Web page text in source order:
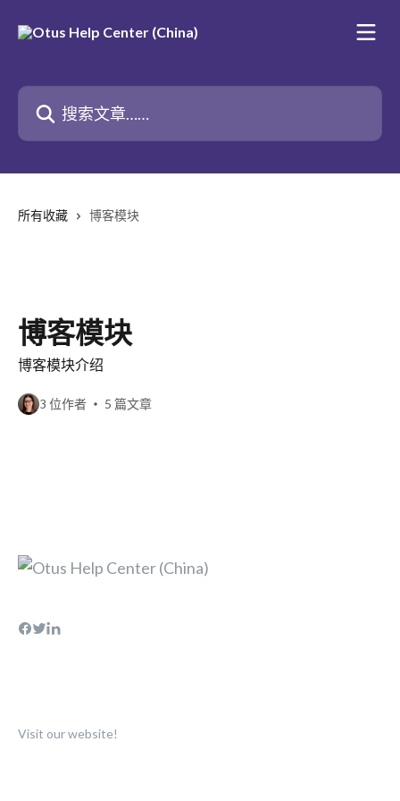
搜索文章……
所有收藏 博客模块
博客模块
博客模块介绍
3 位作者 5 篇文章
Visit our website!